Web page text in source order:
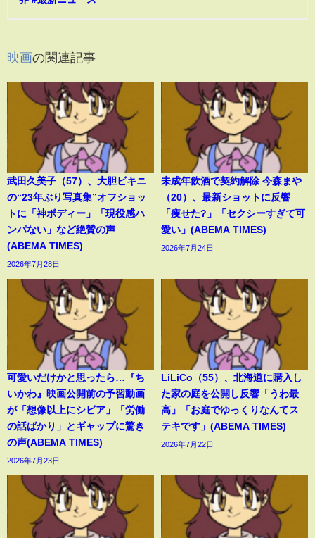
映画の関連記事
武田久美子（57）、大胆ビキニ
の“23年ぶり写真集”オフショッ
トに「神ボディー」「現役感ハ
ンパない」など絶賛の声
(ABEMA TIMES)
2026年7月28日
未成年飲酒で契約解除 今森まや
（20）、最新ショットに反響
「痩せた?」「セクシーすぎて可
愛い」(ABEMA TIMES)
2026年7月24日
可愛いだけかと思ったら…『ち
いかわ』映画公開前の予習動画
が「想像以上にシビア」「労働
の話ばかり」とギャップに驚き
の声(ABEMA TIMES)
2026年7月23日
LiLiCo（55）、北海道に購入し
た家の庭を公開し反響「うわ最
高」「お庭でゆっくりなんてス
テキです」(ABEMA TIMES)
2026年7月22日